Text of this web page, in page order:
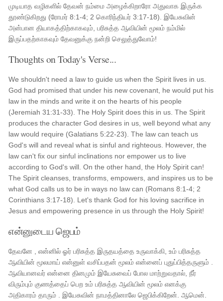
முடியாத வழிகளில் தேவன் நம்மை அழைக்கிறாரோ அதுவாக இருக்க
தூண்டுகிறது (ரோமர் 8:1-4; 2 கொரிந்தியர் 3:17-18). இயேசுவின்
அன்பான தியாகத்திற்காகவும், பரிசுத்த ஆவியின் மூலம் நம்மில்
இருப்பதற்காகவும் தேவனுக்கு நன்றி செலுத்துவோம்!
Thoughts on Today's Verse...
We shouldn't need a law to guide us when the Spirit lives in us.
God had promised that under his new covenant, he would put his
law in the minds and write it on the hearts of his people
(Jeremiah 31:31-33). The Holy Spirit does this in us. The Spirit
produces the character God desires in us, well beyond what any
law would require (Galatians 5:22-23). The law can teach us
God's will and reveal what is sinful and righteous. However, the
law can't fix our sinful inclinations nor empower us to live
according to God's will. On the other hand, the Holy Spirit can!
The Spirit cleanses, transforms, empowers, and inspires us to be
what God calls us to be in ways no law can (Romans 8:1-4; 2
Corinthians 3:17-18). Let's thank God for his loving sacrifice in
Jesus and empowering presence in us through the Holy Spirit!
என்னுடைய ஜெபம்
தேவனே , என்னில் ஓர் பரிசுத்த இருதயத்தை உருவாக்கி, உம் பரிசுத்த
ஆவியின் மூலமாய் என்னுள் வசிப்பதன் மூலம் என்னைப் புதுப்பித்தருளும் .
ஆவியானவர் என்னை தினமும் இயேசுவைப் போல மாற்றுவதால், நீர்
விரும்பும் குணத்தைப் பெற உம் பரிசுத்த ஆவியின் மூலம் எனக்கு
அதிகாரம் தாரும் . இயேசுவின் நாமத்தினாலே ஜெபிக்கிறேன். ஆமென்.